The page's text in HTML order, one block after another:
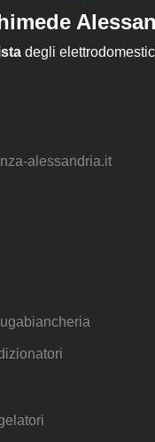
degli
alessandria.it